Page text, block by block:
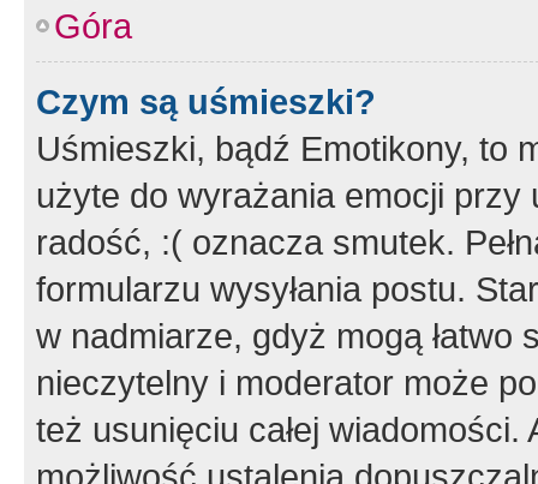
Góra
Czym są uśmieszki?
Uśmieszki, bądź Emotikony, to
użyte do wyrażania emocji
radość, :( oznacza smutek.
formularzu wysyłania postu.
w nadmiarze, gdyż mogą
nieczytelny i moderator może
też usunięciu całej